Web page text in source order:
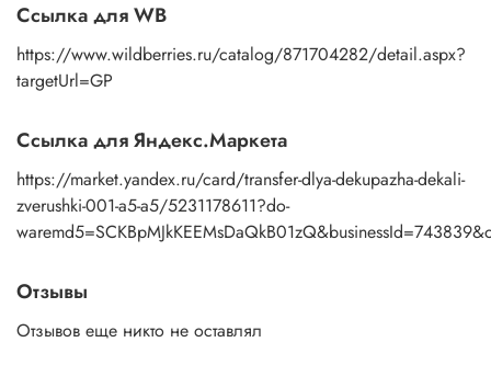
Ссылка для WB
https://www.wildberries.ru/catalog/871704282/detail.aspx?
targetUrl=GP
Ссылка для Яндекс.Маркета
https://market.yandex.ru/card/transfer-dlya-dekupazha-dekali-
zverushki-001-a5-a5/5231178611?do-
Отзывы
Отзывов еще никто не оставлял